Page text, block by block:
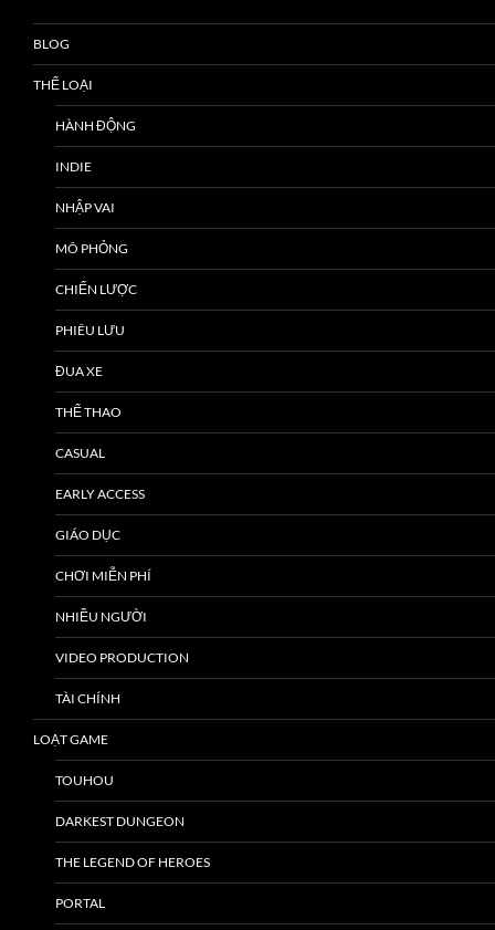
BLOG
THỂ LOẠI
HÀNH ĐỘNG
INDIE
NHẬP VAI
MÔ PHỎNG
CHIẾN LƯỢC
PHIÊU LƯU
ĐUA XE
THỂ THAO
CASUAL
EARLY ACCESS
GIÁO DỤC
CHƠI MIỄN PHÍ
NHIỀU NGƯỜI
VIDEO PRODUCTION
TÀI CHÍNH
LOẠT GAME
TOUHOU
DARKEST DUNGEON
THE LEGEND OF HEROES
PORTAL